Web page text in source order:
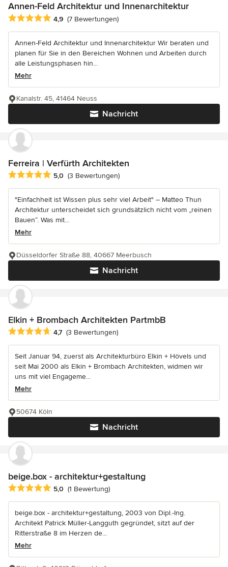
Annen-Feld Architektur und Innenarchitektur
Durchschnittliche Bewertung: 4.9 von 5 Sternen
4,9 (7 Bewertungen)
Annen-Feld Architektur und Innenarchitektur Wir beraten und
planen für Sie in den Bereichen Wohnen und Arbeiten durch
alle Leistungsphasen hin...
Mehr
Nachricht
Kanalstr. 45, 41464 Neuss
Ferreira | Verfürth Architekten
Durchschnittliche Bewertung: 5 von 5 Sternen
5,0 (3 Bewertungen)
"Einfachheit ist Wissen plus sehr viel Arbeit" – Matteo Thun
Architektur unterscheidet sich grundsätzlich nicht vom „reinen
Bauen“. Was mit...
Mehr
Nachricht
Düsseldorfer Straße 88, 40667 Meerbusch
Elkin + Brombach Architekten PartmbB
Durchschnittliche Bewertung: 4.7 von 5 Sternen
4,7 (3 Bewertungen)
Seit Januar 94, zuerst als Architekturbüro Elkin + Hövels und
seit Mai 2000 als Elkin + Brombach Architekten, widmen wir
uns mit viel Engageme...
Mehr
Nachricht
50674 Köln
beige.box - architektur+gestaltung
Durchschnittliche Bewertung: 5 von 5 Sternen
5,0 (1 Bewertung)
beige.box - architektur+gestaltung, 2003 von Dipl.-Ing.
Architekt Patrick Müller-Langguth gegründet, sitzt auf der
Ritterstraße 8 im Herzen de...
Mehr